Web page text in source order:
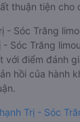
thuận tiện cho
- Sóc Trăng
- Sóc Trăng
với điểm đánh
hồi của hành
Trị - Sóc